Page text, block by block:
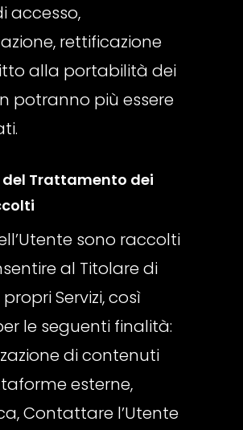
accesso,
rettificazione
alla portabilità dei
potranno più essere
Trattamento dei
sono raccolti
al Titolare di
Servizi, così
le seguenti finalità:
di contenuti
esterne,
Contattare l’Utente